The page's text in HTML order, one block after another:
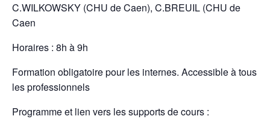
C.WILKOWSKY (CHU de Caen), C.BREUIL (CHU de
Caen
Horaires : 8h à 9h
Formation obligatoire pour les internes. Accessible à tous
les professionnels
Programme et lien vers les supports de cours :